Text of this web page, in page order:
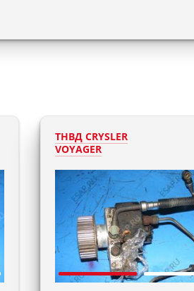
ТНВД CRYSLER
VOYAGER